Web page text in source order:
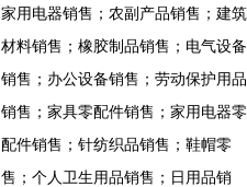
家用电器销售；农副产品销售；建筑
材料销售；橡胶制品销售；电气设备
销售；办公设备销售；劳动保护用品
销售；家具零配件销售；家用电器零
配件销售；针纺织品销售；鞋帽零
售；个人卫生用品销售；日用品销